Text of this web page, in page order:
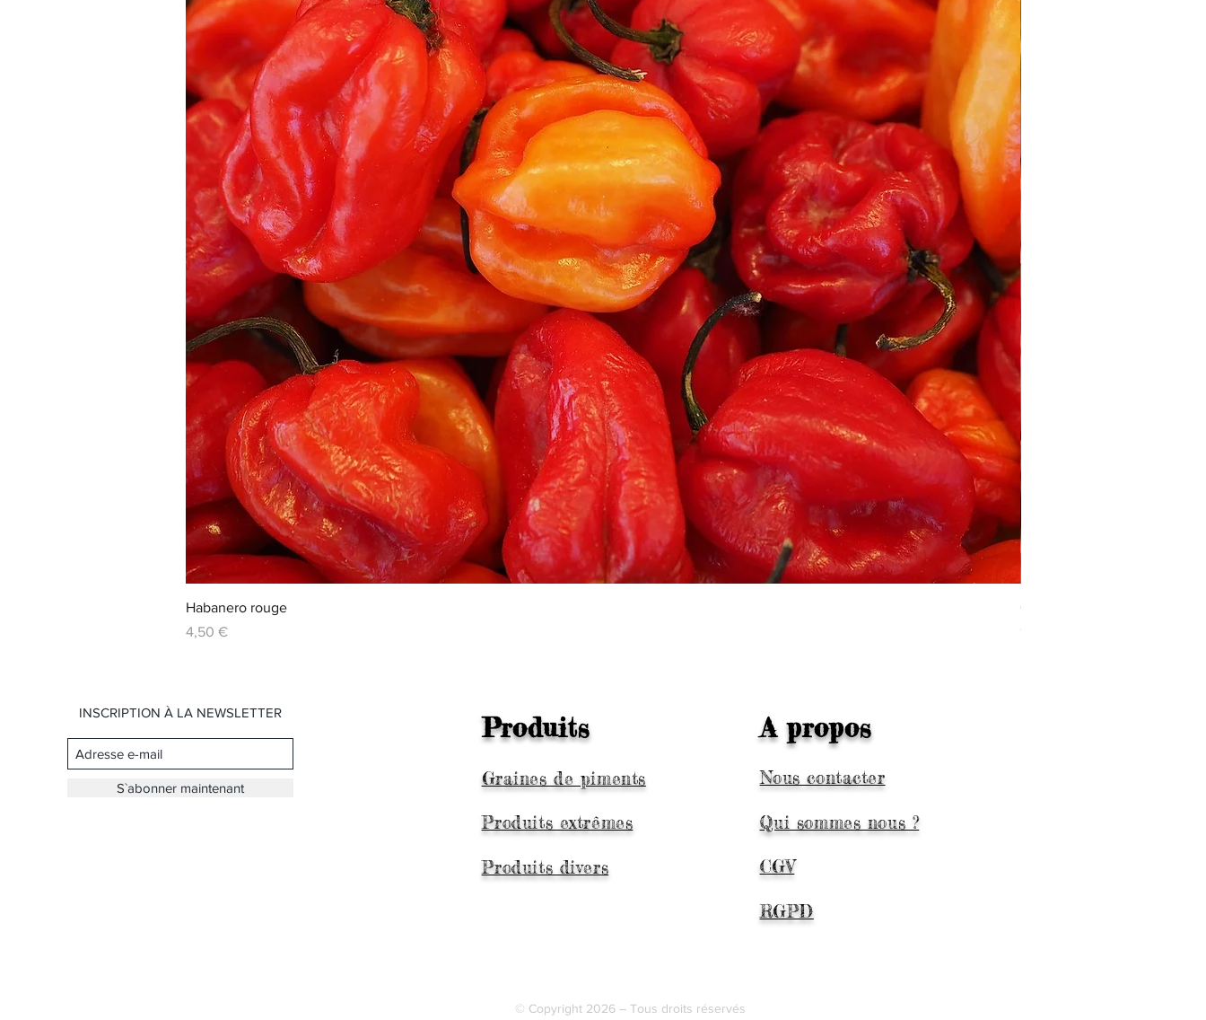
Habanero rouge
Prix
4,50 €
Gros piment
Prix
1,99 €
INSCRIPTION À LA NEWSLETTER
S`abonner maintenant
Produits
Graines de piments
Produits extrêmes
Produits divers
A propos
Nous contacter
Qui sommes nous ?
CGV
RGPD
© Copyright 2026 – Tous droits réservés